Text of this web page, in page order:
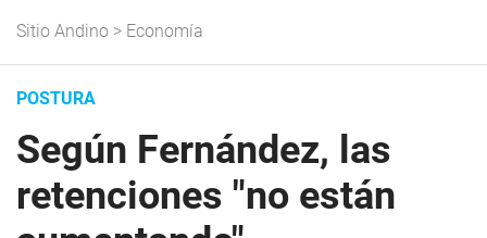
Sitio Andino > Economía
POSTURA
Según Fernández, las
retenciones "no están